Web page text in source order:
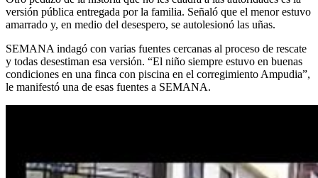
versión pública entregada por la familia. Señaló que el menor estuvo
amarrado y, en medio del desespero, se autolesionó las uñas.
SEMANA indagó con varias fuentes cercanas al proceso de rescate
y todas desestiman esa versión. “El niño siempre estuvo en buenas
condiciones en una finca con piscina en el corregimiento Ampudia”,
le manifestó una de esas fuentes a SEMANA.